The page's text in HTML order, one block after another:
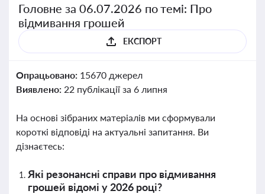
Головне за 06.07.2026 по темі: Про
відмивання грошей
ЕКСПОРТ
Опрацьовано: 15670 джерел
Виявлено: 22 публікації за 6 липня
На основі зібраних матеріалів ми сформували
короткі відповіді на актуальні запитання. Ви
дізнаєтесь:
Які резонансні справи про відмивання
грошей відомі у 2026 році?